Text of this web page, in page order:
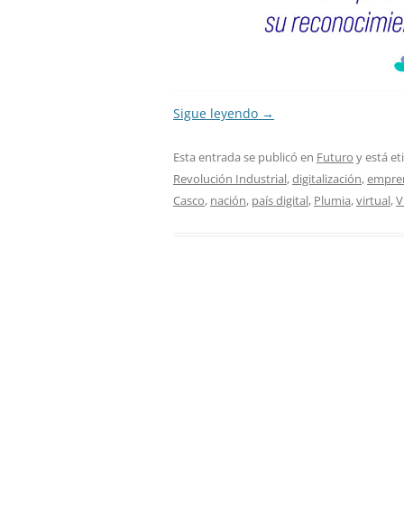
Sigue leyendo →
Esta entrada se publicó en Futuro y está
Revolución Industrial,digitalización,
Casco, nación, país digital, Plumia,virtual,